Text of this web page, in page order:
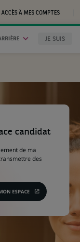
ACCÈS À MES COMPTES
LIEN
DANS
UN
JE SUIS
candidat
de ma
des
ESPACE